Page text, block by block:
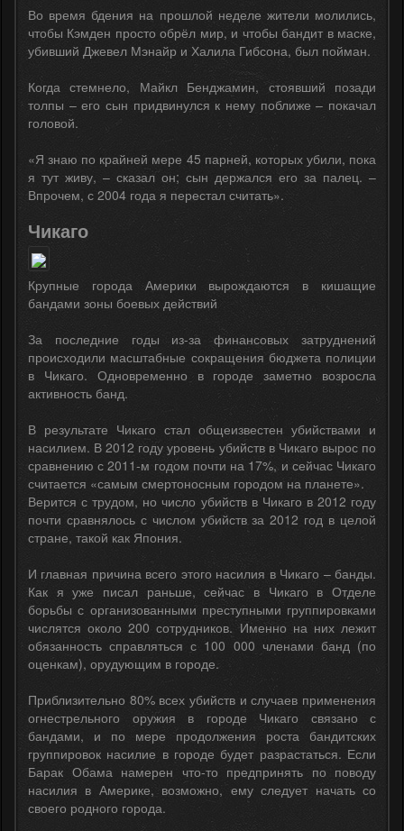
Во время бдения на прошлой неделе жители молились,
чтобы Кэмден просто обрёл мир, и чтобы бандит в маске,
убивший Джевел Мэнайр и Халила Гибсона, был пойман.
Когда стемнело, Майкл Бенджамин, стоявший позади
толпы – его сын придвинулся к нему поближе – покачал
головой.
«Я знаю по крайней мере 45 парней, которых убили, пока
я тут живу, – сказал он; сын держался его за палец. –
Впрочем, с 2004 года я перестал считать».
Чикаго
Крупные города Америки вырождаются в кишащие
бандами зоны боевых действий
За последние годы из-за финансовых затруднений
происходили масштабные сокращения бюджета полиции
в Чикаго. Одновременно в городе заметно возросла
активность банд.
В результате Чикаго стал общеизвестен убийствами и
насилием. В 2012 году уровень убийств в Чикаго вырос по
сравнению с 2011-м годом почти на 17%, и сейчас Чикаго
считается «самым смертоносным городом на планете».
Верится с трудом, но число убийств в Чикаго в 2012 году
почти сравнялось с числом убийств за 2012 год в целой
стране, такой как Япония.
И главная причина всего этого насилия в Чикаго – банды.
Как я уже писал раньше, сейчас в Чикаго в Отделе
борьбы с организованными преступными группировками
числятся около 200 сотрудников. Именно на них лежит
обязанность справляться с 100 000 членами банд (по
оценкам), орудующим в городе.
Приблизительно 80% всех убийств и случаев применения
огнестрельного оружия в городе Чикаго связано с
бандами, и по мере продолжения роста бандитских
группировок насилие в городе будет разрастаться. Если
Барак Обама намерен что-то предпринять по поводу
насилия в Америке, возможно, ему следует начать со
своего родного города.